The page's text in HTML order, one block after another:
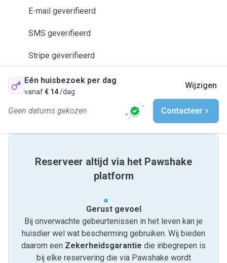
E-mail geverifieerd
SMS geverifieerd
Stripe geverifieerd
Eén huisbezoek per dag
vanaf€ 14/dag
Wijzigen
Geen datums gekozen Contacteer
Reserveer altijd via het Pawshake
platform
Gerust gevoel
Bij onverwachte gebeurtenissen in het leven kan je
huisdier wel wat bescherming gebruiken. Wij bieden
daarom een Zekerheidsgarantie die inbegrepen is
bij elke reservering die via Pawshake wordt